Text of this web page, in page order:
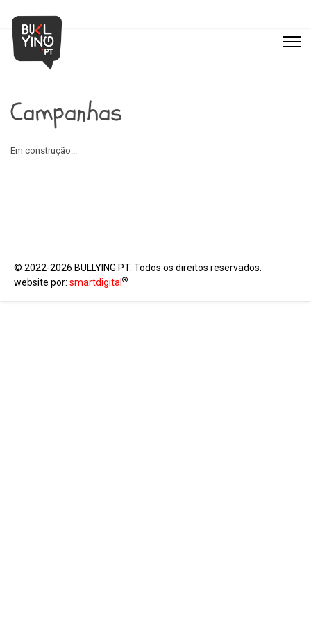
Campanhas
Em construção...
© 2022-2026 BULLYING.PT. Todos os direitos reservados.
website por: smartdigital ®